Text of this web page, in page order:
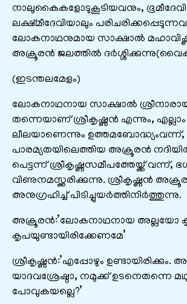
നാലുകൈകളോടുകൂടിയവനും,
ലക്ഷ്മീദേവിയാലും
ലോകനാഥനുമായ സാക്ഷാൽ
അക്രൂരൻ ജലത്തിൽ
(ഇടന്തലമേളം)
ലോകനാഥനായ സാക്ഷാൽ
തന്നെയാണ് ശ്രീകൃഷ്ണൻ എന്നും,
ലീലയാണെന്നും ഉത്തമബോദ്ധ്യംവന്ന്,
പാരമ്യതയിലെത്തിയ അക്രൂരൻ
പെട്ടന്ന് ശ്രീകൃഷ്ണസമീപത്തേയ്ക്ക് വന്ന്,
വിണുനമസ്ക്കരിക്കുന്നു. ശ്രീകൃഷ്ണൻ
അനുഗ്രഹിച്ച് പിടിച്ചുയർത്തിനിർത്തുന്നു.
അക്രൂരൻ:’ലോകനാഥനായ അല്ലയോ
കൃപയുണ്ടായിരിക്കേണമേ’
ശ്രീകൃഷ്ണൻ:’എപ്പോഴും ഉണ്ടായിരിക്കും.
യാദവശ്രേഷ്ഠാ, നമുക്ക് ഉടനെതന്നെ
പോവുകയല്ലെ?’